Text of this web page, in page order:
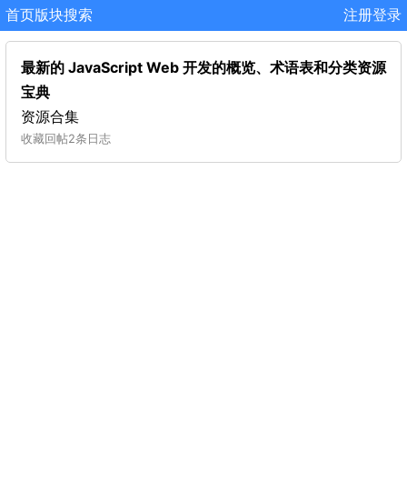
首页版块搜索 注册登录
最新的 JavaScript Web 开发的概览、术语表和分类资源
宝典
资源合集
收藏回帖2条日志